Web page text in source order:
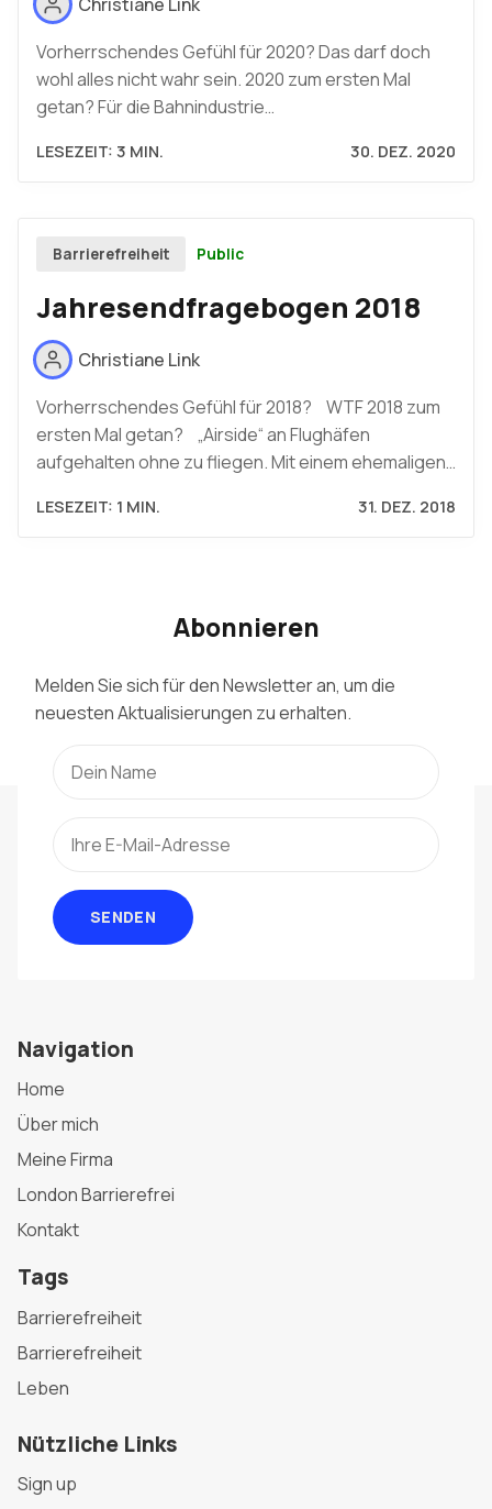
Vorherrschendes Gefühl für 2020? Das darf doch
wohl alles nicht wahr sein. 2020 zum ersten Mal
getan? Für die Bahnindustrie…
LESEZEIT: 3 MIN. 30. DEZ. 2020
Barrierefreiheit Public
Jahresendfragebogen 2018
Christiane Link
Vorherrschendes Gefühl für 2018? WTF 2018 zum
ersten Mal getan? „Airside“ an Flughäfen
aufgehalten ohne zu fliegen. Mit einem ehemaligen…
LESEZEIT: 1 MIN. 31. DEZ. 2018
Abonnieren
Melden Sie sich für den Newsletter an, um die
neuesten Aktualisierungen zu erhalten.
SENDEN
Navigation
Home
Über mich
Meine Firma
London Barrierefrei
Kontakt
Tags
Barrierefreiheit
Barrierefreiheit
Leben
Nützliche Links
Sign up